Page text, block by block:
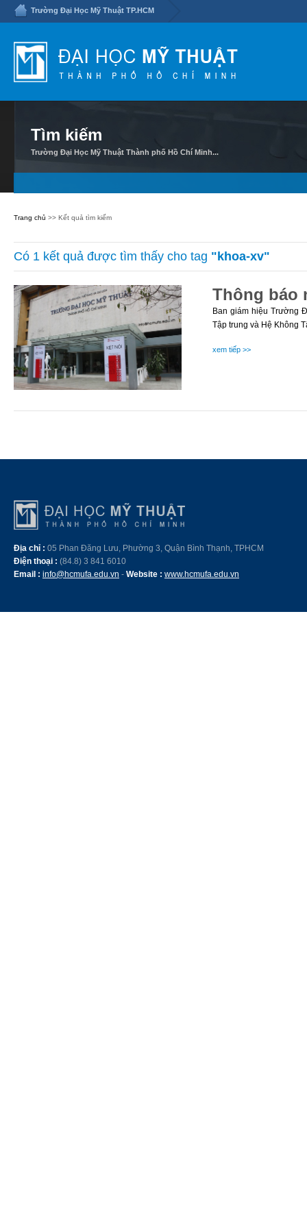
Trường Đại Học Mỹ Thuật TP.HCM
Tìm kiếm
Trường Đại Học Mỹ Thuật Thành phố Hồ Chí Minh...
Trang chủ >> Kết quả tìm kiếm
Có 1 kết quả được tìm thấy cho tag "khoa-xv"
Thông báo
Ban giám hiệu Trường
Tập trung và Hệ Không
xem tiếp >>
Địa chỉ : 05 Phan Đăng Lưu, Phường 3, Quận Bình Thạnh, TPHCM
Điện thoại : (84.8) 3 841 6010
Email : info@hcmufa.edu.vn - Website : www.hcmufa.edu.vn